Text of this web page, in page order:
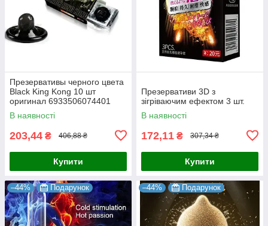
Презервативы черного цвета
Black King Kong 10 шт
оригинал 6933506074401
В наявності
203,44 ₴ 406,88 ₴
Купити
Презервативи 3D з
зігріваючим ефектом 3 шт.
В наявності
172,11 ₴ 307,34 ₴
Купити
–44% Подарунок –44% Подарунок